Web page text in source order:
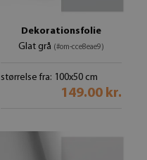
Dekorationsfolie
Glat grå (#om-cce8eae9)
størrelse fra: 100x50 cm
149.00 kr.